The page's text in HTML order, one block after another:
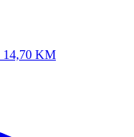
14,70 KM